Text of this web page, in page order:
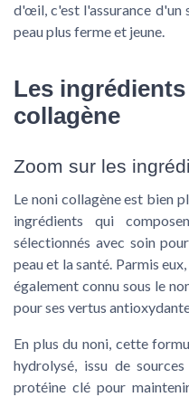
d'œil, c'est l'assurance d'un
peau plus ferme et jeune.
Les
collagène
Zoom sur les
Le noni collagène est bien
ingrédients qui
sélectionnés avec soin
peau et la santé. Parmis
également connu sous le
pour ses vertus
En plus du noni, cette
hydrolysé, issu de
protéine clé pour